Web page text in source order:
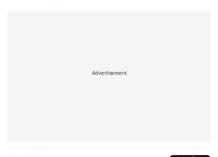
Advertisement